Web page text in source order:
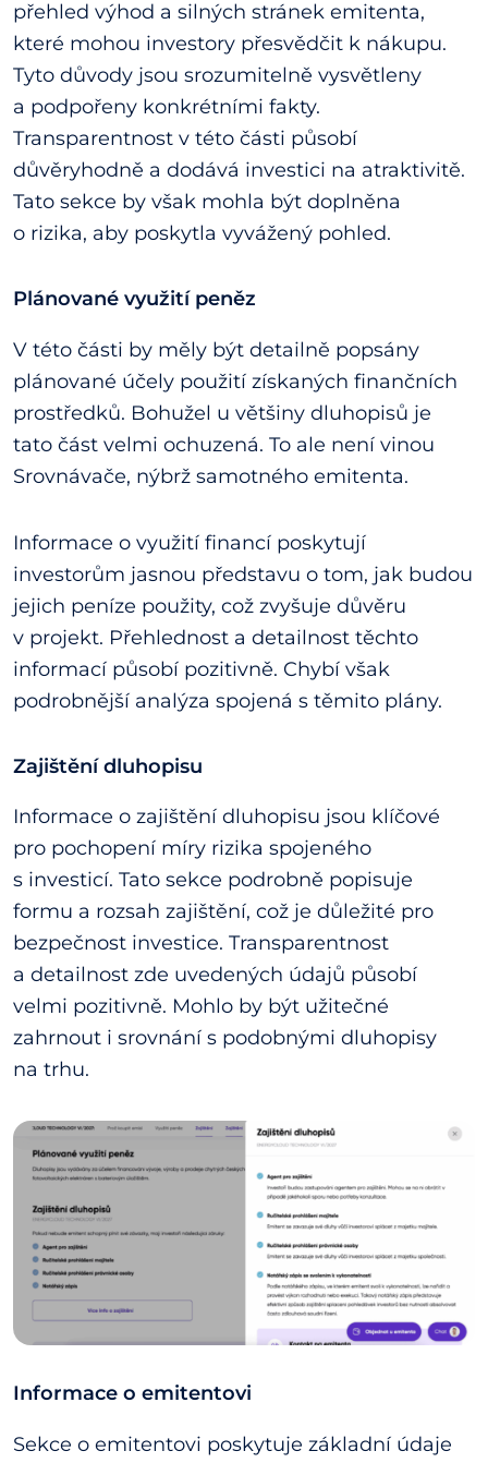
přehled výhod a silných stránek emitenta,
které mohou investory přesvědčit k nákupu.
Tyto důvody jsou srozumitelně vysvětleny
a podpořeny konkrétními fakty.
Transparentnost v této části působí
důvěryhodně a dodává investici na atraktivitě.
Tato sekce by však mohla být doplněna
o rizika, aby poskytla vyvážený pohled.
Plánované využití peněz
V této části by měly být detailně popsány
plánované účely použití získaných finančních
prostředků. Bohužel u většiny dluhopisů je
tato část velmi ochuzená. To ale není vinou
Srovnávače, nýbrž samotného emitenta.
Informace o využití financí poskytují
investorům jasnou představu o tom, jak budou
jejich peníze použity, což zvyšuje důvěru
v projekt. Přehlednost a detailnost těchto
informací působí pozitivně. Chybí však
podrobnější analýza spojená s těmito plány.
Zajištění dluhopisu
Informace o zajištění dluhopisu jsou klíčové
pro pochopení míry rizika spojeného
s investicí. Tato sekce podrobně popisuje
formu a rozsah zajištění, což je důležité pro
bezpečnost investice. Transparentnost
a detailnost zde uvedených údajů působí
velmi pozitivně. Mohlo by být užitečné
zahrnout i srovnání s podobnými dluhopisy
na trhu.
Informace o emitentovi
Sekce o emitentovi poskytuje základní údaje